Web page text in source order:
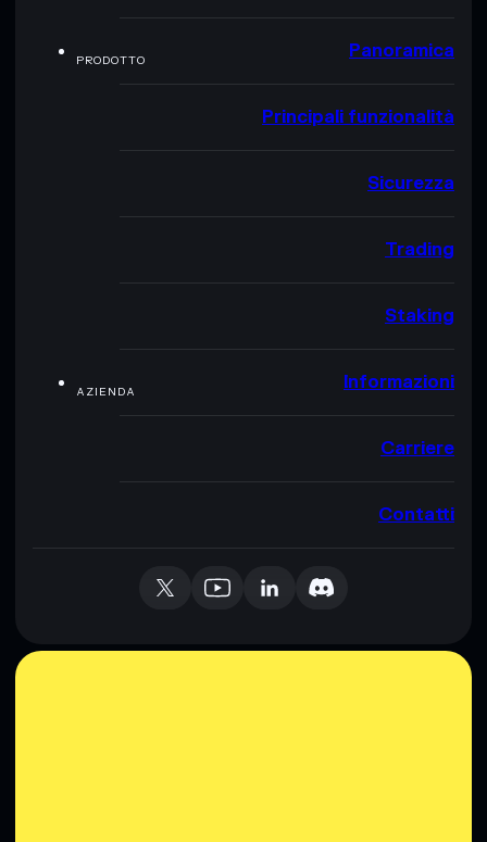
PRODOTTO Panoramica
Principali funzionalità
Sicurezza
Trading
Staking
AZIENDA Informazioni
Carriere
Contatti